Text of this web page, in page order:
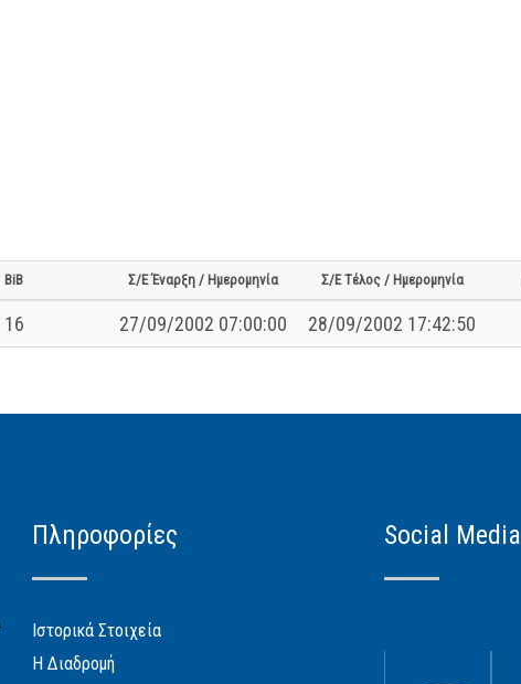
BiB Σ/Ε Έναρξη / Ημερομηνία Σ/Ε Τέλος / Ημερομηνία
16 27/09/2002 07:00:00 28/09/2002 17:42:50
Πληροφορίες
Ιστορικά Στοιχεία
Η Διαδρομή
Social Media